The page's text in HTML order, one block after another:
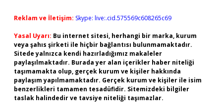
Reklam ve İletişim: Skype: live:.cid.575569c608265c69
Yasal Uyarı: Bu internet sitesi, herhangi bir marka, kurum
veya şahıs şirketi ile hiçbir bağlantısı bulunmamaktadır.
Sitede yalnızca kendi hazırladığımız makaleler
paylaşılmaktadır. Burada yer alan içerikler haber niteliği
taşımamakta olup, gerçek kurum ve kişiler hakkında
paylaşım yapılmamaktadır. Gerçek kurum ve kişiler ile isim
benzerlikleri tamamen tesadüfidir. Sitemizdeki bilgiler
taslak halindedir ve tavsiye niteliği taşımazlar.